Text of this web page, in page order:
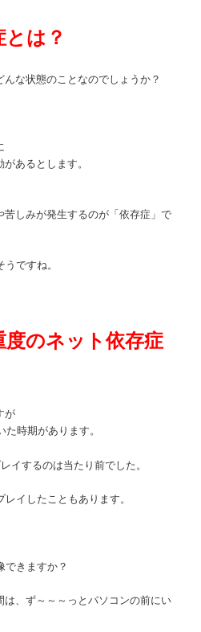
は？
な状態のことなのでしょうか？
あるとします。
しみが発生するのが「依存症」で
ですね。
のネット依存症
が
時期があります。
イするのは当たり前でした。
レイしたこともあります。
できますか？
は、ず～～～っとパソコンの前にい